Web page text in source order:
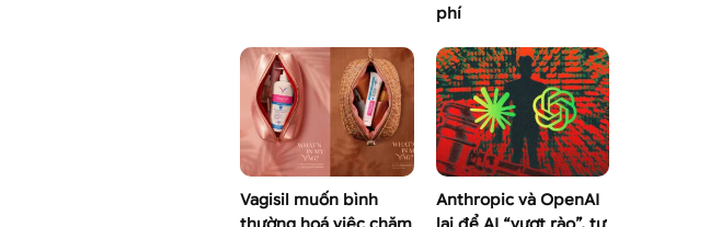
phí
Vagisil muốn bình
Anthropic và OpenAI